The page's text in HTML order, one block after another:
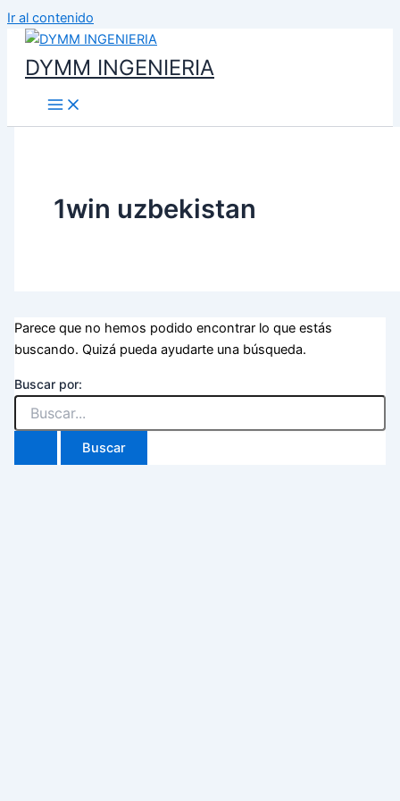
Ir al contenido
DYMM INGENIERIA
1win uzbekistan
Parece que no hemos podido encontrar lo que estás
buscando. Quizá pueda ayudarte una búsqueda.
Buscar por: